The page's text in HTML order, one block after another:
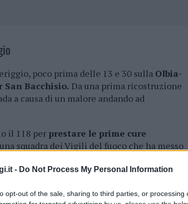
- Do Not Process My Personal Information
opt-out of the sale, sharing to third parties, or processing
poco prima delle 13 e 30 sulla Olbia-
Bacchisio. Da una prima ricostruzione
a causa di un malore andando ad
il 118 per prestare le prime cure
squadra dei Vigili del fuoco che ha messo
i sanitari. L’autista dell’auto è stato quindi
in codice giallo per accertamenti. Presenti